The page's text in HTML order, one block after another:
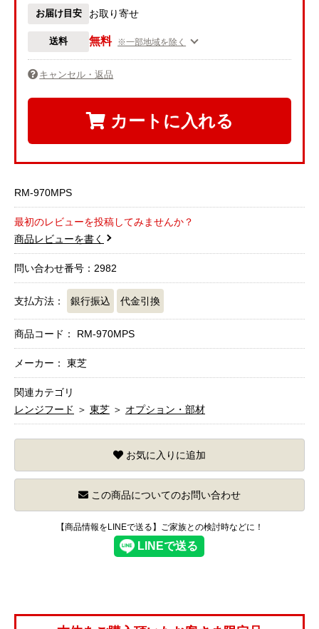
お届け目安 お取り寄せ
送料 無料 ※一部地域を除く
キャンセル・返品
カートに入れる
RM-970MPS
最初のレビューを投稿してみませんか？
商品レビューを書く
問い合わせ番号：2982
支払方法： 銀行振込 代金引換
商品コード： RM-970MPS
メーカー： 東芝
関連カテゴリ
レンジフード ＞ 東芝 ＞ オプション・部材
お気に入りに追加
この商品についてのお問い合わせ
【商品情報をLINEで送る】ご家族との検討時などに！